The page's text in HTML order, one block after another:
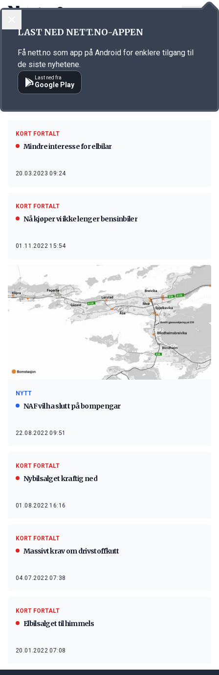
Emne: NAF
KORT FORTALT
NAF kritisk til kutt i vegvedlikehald
KORT FORTALT
Mindre interesse for elbilar
20.03.2023 09:24
KORT FORTALT
Nå kjøper vi ikke lenger bensinbiler
01.11.2022 15:54
NYTT
NAF vil ha slutt på bompengar
22.08.2022 09:51
KORT FORTALT
Nybilsalget kraftig ned
01.08.2022 16:16
KORT FORTALT
Massivt krav om drivstoffkutt
04.07.2022 07:38
KORT FORTALT
Elbilsalget til himmels
20.01.2022 07:08
LAST NED NETT.NO-APPEN
Få nett.no som app på Android for enklere tilgang til
de siste nyhetene.
Last ned fra
Google Play